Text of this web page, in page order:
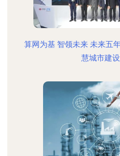
算网为基 智领未来 未来五
慧城市建